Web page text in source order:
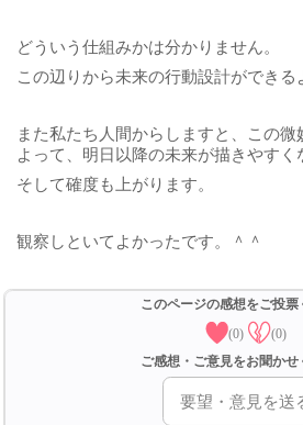
どういう仕組みかは分かりません。
この辺りから未来の行動設計ができる
また私たち人間からしますと、この
よって、明日以降の未来が描きやすく
そして確度も上がります。
観察しといてよかったです。＾＾
このページの感想をご投票
(0)
(0)
ご感想・ご意見をお聞かせ
要望・意見を送